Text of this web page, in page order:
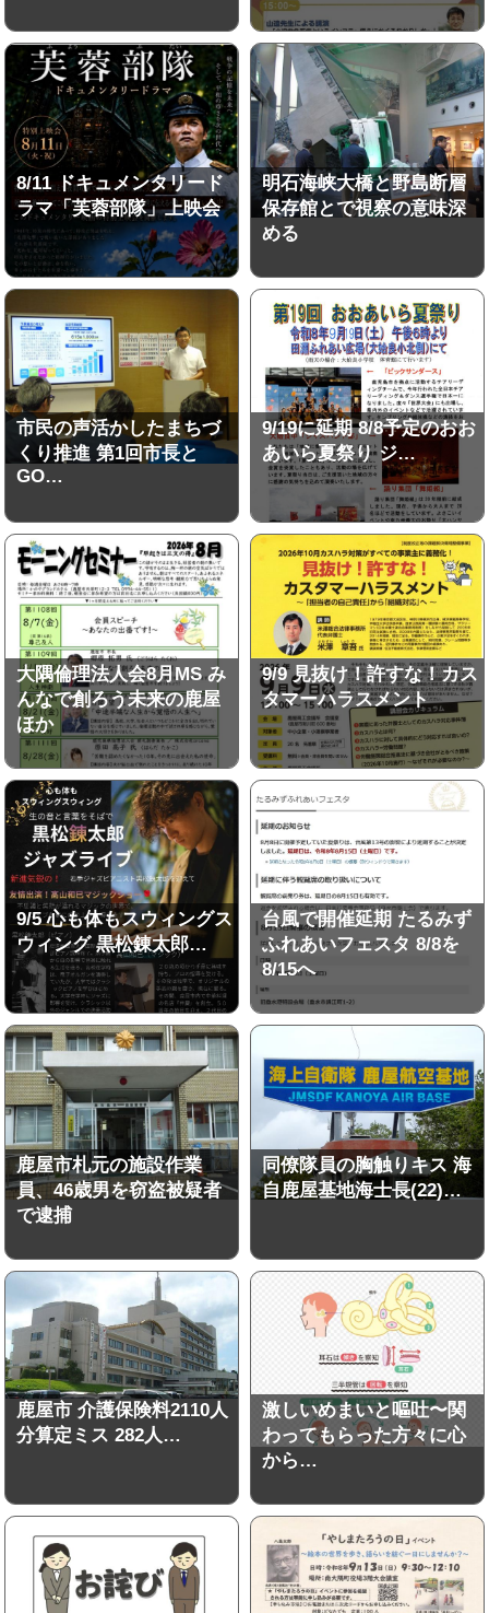
8/11 ドキュメンタリード
ラマ「芙蓉部隊」上映会
明石海峡大橋と野島断層
保存館とで視察の意味深
める
市民の声活かしたまちづ
くり推進 第1回市長と
GO…
9/19に延期 8/8予定のおお
あいら夏祭り ジ…
大隅倫理法人会8月MS み
んなで創ろう未来の鹿屋
ほか
9/9 見抜け！許すな！カス
タマーハラスメント
9/5 心も体もスウィングス
ウィング 黒松錬太郎…
台風で開催延期 たるみず
ふれあいフェスタ 8/8を
8/15へ
鹿屋市札元の施設作業
員、46歳男を窃盗被疑者
で逮捕
同僚隊員の胸触りキス 海
自鹿屋基地海士長(22)…
鹿屋市 介護保険料2110人
分算定ミス 282人…
激しいめまいと嘔吐〜関
わってもらった方々に心
から…